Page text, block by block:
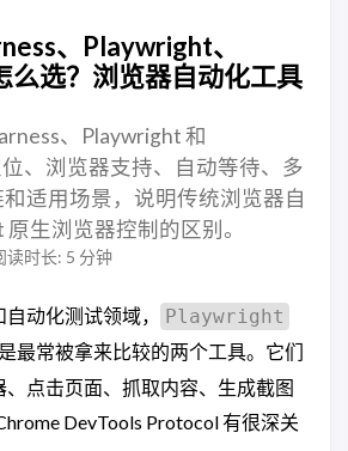
、Playwright、
么选？浏览器自动化工具
、Playwright 和
、浏览器支持、自动等待、多
和适用场景，说明传统浏览器自
生浏览器控制的区别。
读时长: 5 分钟
动化测试领域，
Playwright
是最常被拿来比较的两个工具。它们
点击页面、抓取内容、生成截图
DevTools Protocol 有很深关